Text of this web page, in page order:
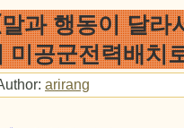
과 행동이 달라
공군전력배치
arirang